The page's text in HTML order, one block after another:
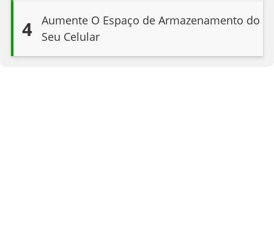
4
Aumente O Espaço de Armazenamento do
Seu Celular